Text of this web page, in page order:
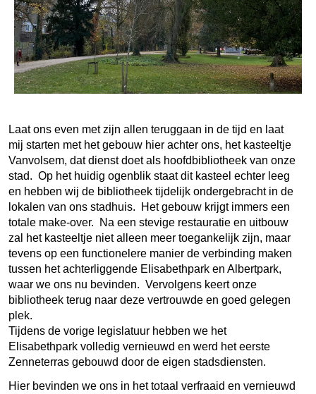
Laat ons even met zijn allen teruggaan in de tijd en laat
mij starten met het gebouw hier achter ons, het kasteeltje
Vanvolsem, dat dienst doet als hoofdbibliotheek van onze
stad. Op het huidig ogenblik staat dit kasteel echter leeg
en hebben wij de bibliotheek tijdelijk ondergebracht in de
lokalen van ons stadhuis. Het gebouw krijgt immers een
totale make-over. Na een stevige restauratie en uitbouw
zal het kasteeltje niet alleen meer toegankelijk zijn, maar
tevens op een functionelere manier de verbinding maken
tussen het achterliggende Elisabethpark en Albertpark,
waar we ons nu bevinden. Vervolgens keert onze
bibliotheek terug naar deze vertrouwde en goed gelegen
plek.
Tijdens de vorige legislatuur hebben we het
Elisabethpark volledig vernieuwd en werd het eerste
Zenneterras gebouwd door de eigen stadsdiensten.
Hier bevinden we ons in het totaal verfraaid en vernieuwd